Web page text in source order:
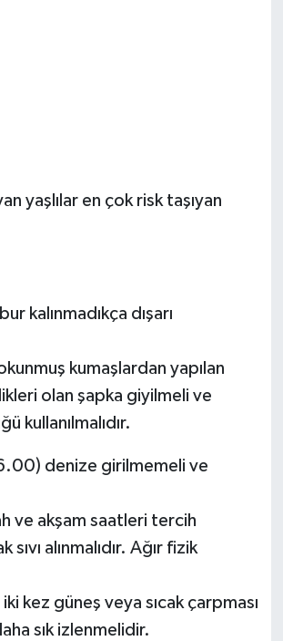
yaşlılar en çok risk taşıyan
kalınmadıkça dışarı
kumaşlardan yapılan
olan şapka giyilmeli ve
kullanılmalıdır.
denize girilmemeli ve
ve akşam saatleri tercih
alınmalıdır. Ağır fizik
kez güneş veya sıcak çarpması
sık izlenmelidir.